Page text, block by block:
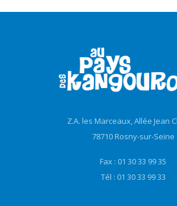
Z.A. les Marceaux, Allée Jean
78710 Rosny-sur-Seine
Fax : 01 30 33 99 35
Tél : 01 30 33 99 33